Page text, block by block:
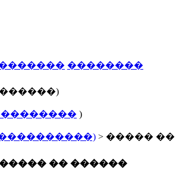
��������
)
> �����
�� ������